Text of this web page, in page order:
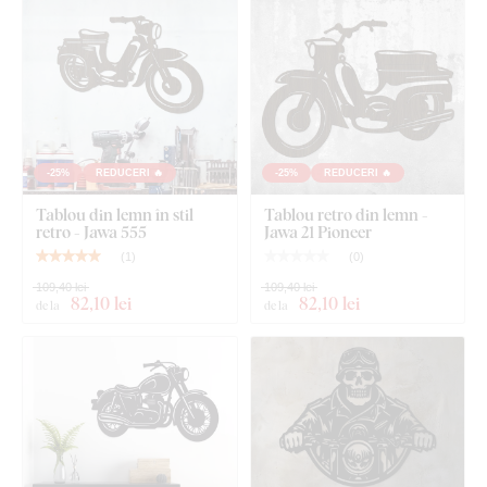
-25% REDUCERI 🔥
Tablou din lemn în stil
retro - Jawa 555
( )
de la 82,10 lei
109,40 lei
-25% REDUCERI 🔥
Tablou retro din lemn -
Jawa 21 Pioneer
( 0 )
de la 82,10 lei
109,40 lei